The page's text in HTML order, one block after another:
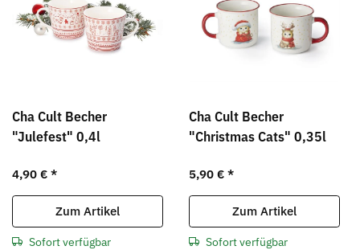
Cha Cult Becher
"Julefest" 0,4l
4,90 € *
Zum Artikel
Sofort verfügbar
Cha Cult Becher
"Christmas Cats" 0,35l
5,90 €*
Zum Artikel
Sofort verfügbar